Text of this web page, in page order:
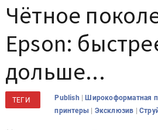
Чётное
Epson:
дольше...
ТЕГИ Publish |Широкоформатная
принтеры | Эксклюзив |